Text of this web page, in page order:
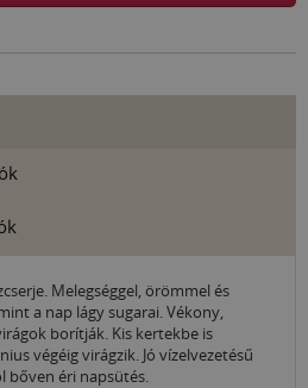
Melegséggel, örömmel és
a nap lágy sugarai. Vékony,
borítják. Kis kertekbe is
végéig virágzik. Jó vízelvezetésű
bőven éri napsütés.